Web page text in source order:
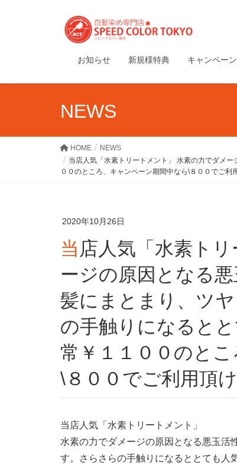
お知らせ 新規様特典 キャンペーン
NEWS
HOME
NEWS
当店人気「水素トリートメント」 水素の力でダメ
００のところ、キャンペーン期間中なら\８００でご利
2020年10月26日
当店人気「水素トリートメント」 水素の力でダメ
ージの原因となる
髪にまとまり、ツ
の手触りになると
常￥１１００のと
\８００でご利用頂け
当店人気「水素トリートメント」
水素の力でダメージの原因となる悪玉活
す。さらさらの手触りになるととても人